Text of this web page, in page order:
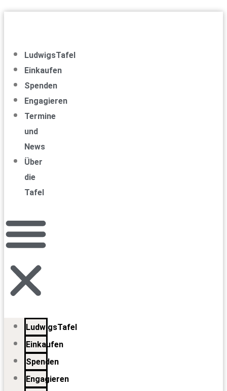
Zum
LudwigsTafel
Einkaufen
Spenden
Engagieren
Termine
und
News
Über
die
Tafel
LudwigsTafel
Einkaufen
Spenden
Engagieren